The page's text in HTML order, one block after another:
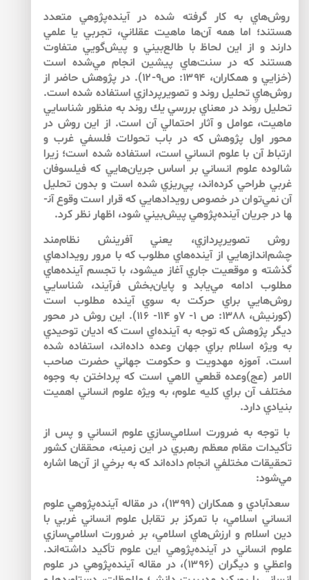
روش‌هاي به كار گرفته شده در آينده‌پژوهي متعدد
هستند؛ اما همه آن‌ها ماهيت عقلاني، تجربي يا علمي
دارند و از اين لحاظ با طالع‌بيني و پيش‌گويي متفاوت
هستند كه در سنت‌هاي پيشين انجام مي‌شده است
(خزايي و همكاران، ۱۳۹۴: ص۹-۱۲). در پژوهش حاضر از
روش‌هايِ تحليل روند و تصويرپردازي استفاده شده است.
تحليل روند در معناي بررسي يك روند به منظور شناسايي
ماهيت، عوامل و آثار احتمالي آن است. از اين روش در
محور اول پژوهش كه در باب تحولات فلسفي غرب و
ارتباط آن با علوم انساني است، استفاده شده است؛ زيرا
شالوده علوم انساني بر اساس جريان‌هايي كه فيلسوفان
غربي طراحي كرده‌اند، پي‌ريزي شده است و بدون تحليل
آن نمي‌توان در خصوص رويدادهايي كه قرار است وقوع آن­
ها در جريان آينده‌پژوهي پيش‌بيني شود، اظهار نظر كرد.
روش تصويرپردازي، يعني آفرينش نظام‌مند
چشم‌اندازهايي از آينده‌هاي مطلوب كه با مرور رويدادهاي
گذشته و موقعيت جاري آغاز مي­شود، با تجسم آينده‌هاي
مطلوب ادامه مي‌يابد و پايان‌بخش فرآيند، شناسايي
روش‌هايي براي حركت به سوي آينده مطلوب است
(كورنيش، ۱۳۸۸: ص ۱- ۷و ۱۱۴- ۱۱۶). اين روش در محور
ديگر پژوهش كه توجه به آينده‌اي است كه اديان توحيدي
به ويژه اسلام براي جهان وعده داده‌اند، استفاده شده
است. آموزه مهدويت و حكومت جهاني حضرت صاحب
الامر (عج)وعده قطعي الاهي است كه پرداختن به وجوه
مختلف آن براي كليه علوم، به ويژه علوم انساني اهميت
بنيادي دارد.
با توجه به ضرورت اسلامي‌سازي علوم انساني و پس از
تأكيدات مقام معظم رهبري در اين زمينه، محققان كشور
تحقيقات مختلفي انجام داده‌اند كه به برخي از آن‌ها اشاره
مي‌شود:
سعدآبادي و همكاران (۱۳۹۹)، در مقاله‌ آينده‌پژوهي علوم
انساني اسلامي، با تمركز بر تقابل علوم انساني غربي با
دين اسلام و ارزش‌هاي اسلامي، بر ضرورت اسلامي‌سازي
علوم انساني در آينده‌پژوهي اين علوم تأكيد داشته‌اند.
واعظي و ديگران (۱۳۹۶)، در مقاله آينده‌پژوهي در علوم